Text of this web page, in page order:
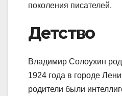
поколения писателей.
Детство
Владимир Солоухин
1924 года в городе
родители были